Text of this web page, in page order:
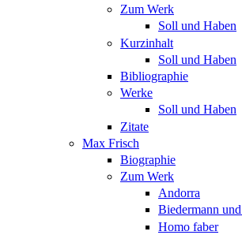
Zum Werk
Soll und Haben
Kurzinhalt
Soll und Haben
Bibliographie
Werke
Soll und Haben
Zitate
Max Frisch
Biographie
Zum Werk
Andorra
Biedermann
Homo faber